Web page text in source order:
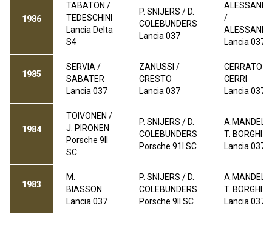
1986
TABATON /
TEDESCHINI
Lancia Delta
S4
P. SNIJERS / D.
COLEBUNDERS
Lancia 037
/
Lancia 037
1985
SERVIA /
SABATER
Lancia 037
ZANUSSI /
CRESTO
Lancia 037
CERRATO /
CERRI
Lancia 037
1984
TOIVONEN /
J. PIRONEN
Porsche 9ll
SC
P. SNIJERS / D.
COLEBUNDERS
Porsche 91l SC
T. BORGHI
Lancia 037
1983
M.
BIASSON
Lancia 037
P. SNIJERS / D.
COLEBUNDERS
Porsche 9Il SC
T. BORGHI
Lancia 037